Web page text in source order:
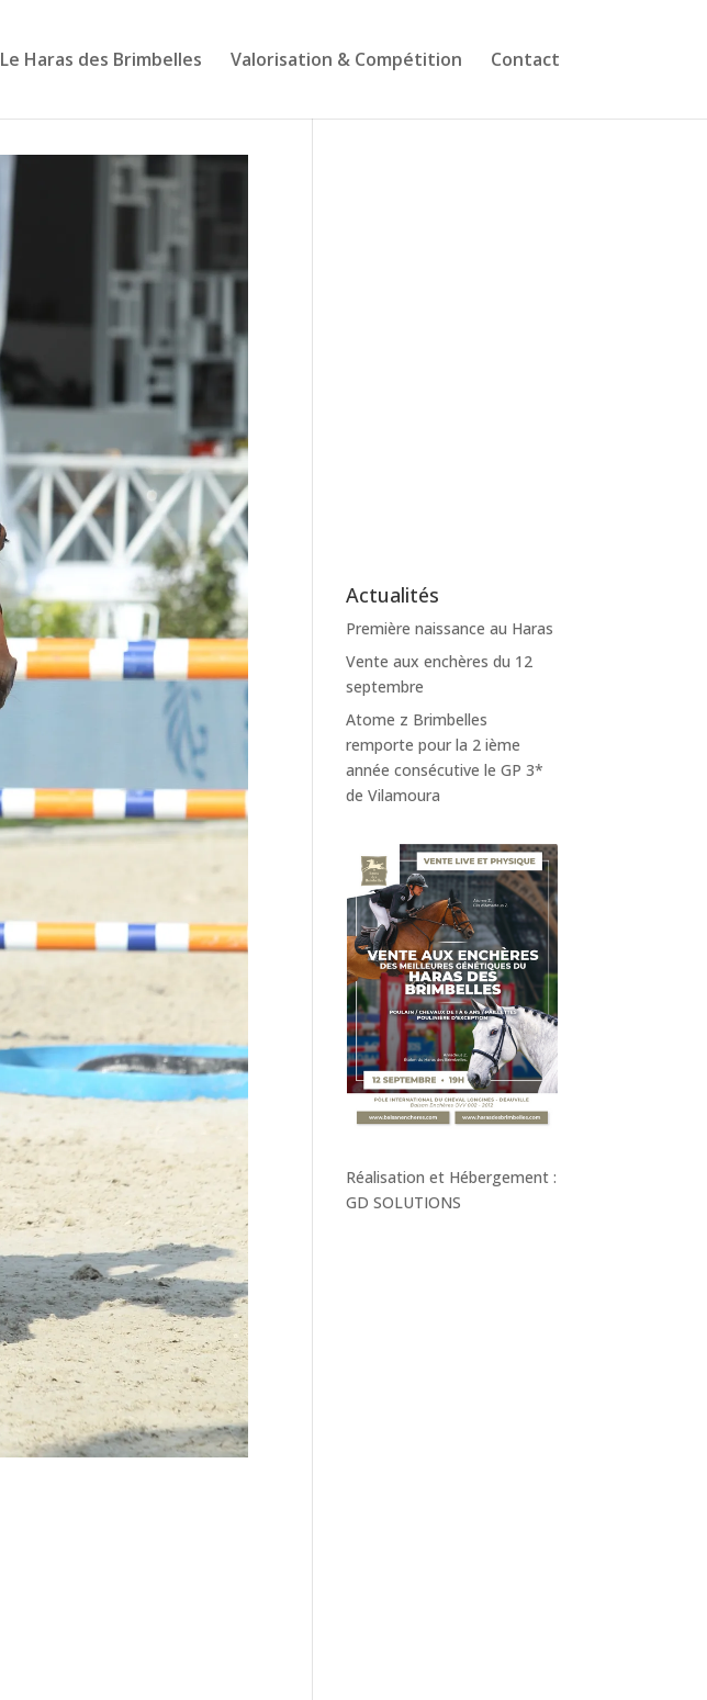
Le Haras des Brimbelles Valorisation & Compétition Contact
Suivez-nous sur
Actualités
Première naissance au Haras
Vente aux enchères du 12
septembre
Atome z Brimbelles
remporte pour la 2 ième
année consécutive le GP 3*
de Vilamoura
Réalisation et Hébergement :
GD SOLUTIONS